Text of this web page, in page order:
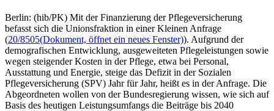
Berlin: (hib/PK) Mit der Finanzierung der Pflegeversicherung
befasst sich die Unionsfraktion in einer Kleinen Anfrage
(20/8505(Dokument, öffnet ein neues Fenster)). Aufgrund der
demografischen Entwicklung, ausgeweiteten Pflegeleistungen sowie
wegen steigender Kosten in der Pflege, etwa bei Personal,
Ausstattung und Energie, steige das Defizit in der Sozialen
Pflegeversicherung (SPV) Jahr für Jahr, heißt es in der Anfrage. Die
Abgeordneten wollen von der Bundesregierung wissen, wie sich auf
Basis des heutigen Leistungsumfangs die Beiträge bis 2040